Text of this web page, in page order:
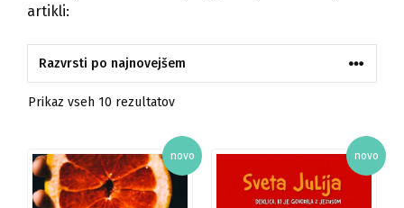
artikli:
Prikaz vseh 10 rezultatovRazvrščeno
datumu